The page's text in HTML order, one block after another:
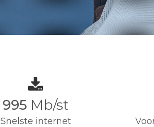
1,000Mb/st
Snelste internet